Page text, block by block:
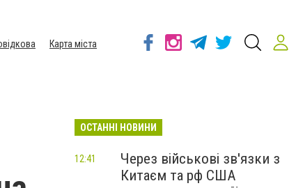
Карта міста
ОСТАННІ НОВИНИ
Через військові зв'язки з
Китаєм та рф США
12:41